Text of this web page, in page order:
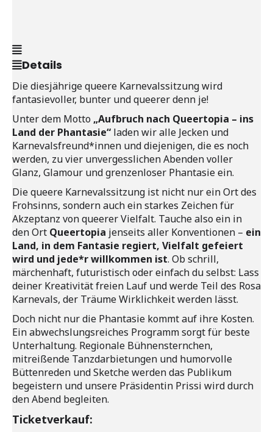
Details
Die diesjährige queere Karnevalssitzung wird
fantasievoller, bunter und queerer denn je!
Unter dem Motto „Aufbruch nach Queertopia – ins
Land der Phantasie“ laden wir alle Jecken und
Karnevalsfreund*innen und diejenigen, die es noch
werden, zu vier unvergesslichen Abenden voller
Glanz, Glamour und grenzenloser Phantasie ein.
Die queere Karnevalssitzung ist nicht nur ein Ort des
Frohsinns, sondern auch ein starkes Zeichen für
Akzeptanz von queerer Vielfalt. Tauche also ein in
den Ort Queertopia jenseits aller Konventionen – ein
Land, in dem Fantasie regiert, Vielfalt gefeiert
wird und jede*r willkommen ist. Ob schrill,
märchenhaft, futuristisch oder einfach du selbst: Lass
deiner Kreativität freien Lauf und werde Teil des Rosa
Karnevals, der Träume Wirklichkeit werden lässt.
Doch nicht nur die Phantasie kommt auf ihre Kosten.
Ein abwechslungsreiches Programm sorgt für beste
Unterhaltung. Regionale Bühnensternchen,
mitreißende Tanzdarbietungen und humorvolle
Büttenreden und Sketche werden das Publikum
begeistern und unsere Präsidentin Prissi wird durch
den Abend begleiten.
Ticketverkauf: